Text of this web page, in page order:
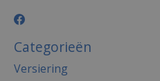
Categorieën
Versiering